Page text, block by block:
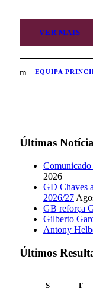
VER MAIS
EQUIPA
Últimas
2026
GD Chaves
2026/27
GB reforça
Gilberto
Antony
Últimos
S T